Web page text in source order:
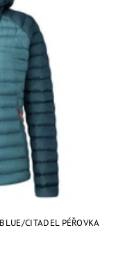
CITADEL PÉŘOVKA